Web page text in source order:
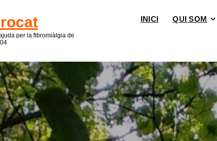
per la fibromiàlgia de
INICI QUI SOM